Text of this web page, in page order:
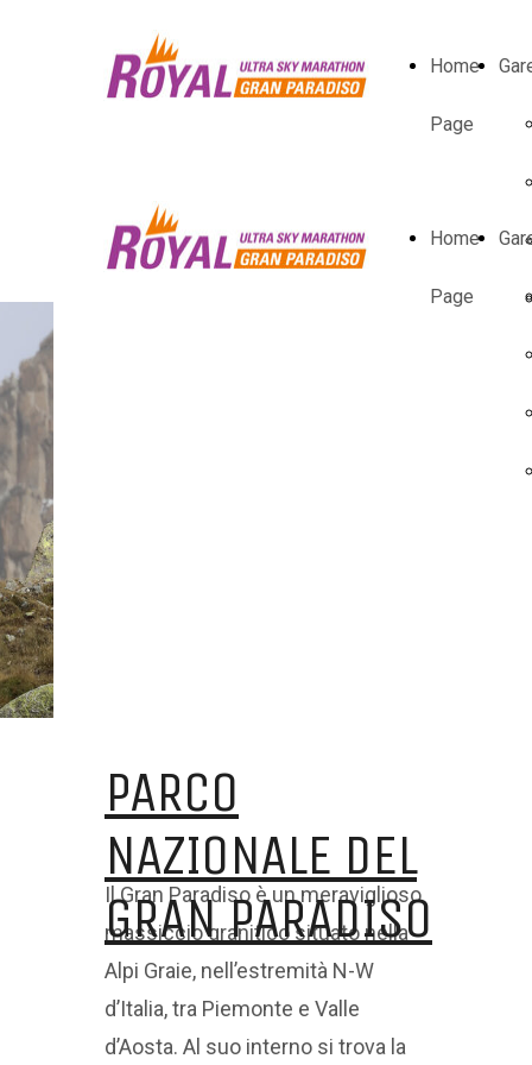
Home
Page
Home
Page
PARCO
NAZIONALE DEL
GRAN PARADISO
Il Gran Paradiso è un meraviglioso
massiccio granitico situato nella
Alpi Graie, nell’estremità N-W
d’Italia, tra Piemonte e Valle
d’Aosta. Al suo interno si trova la